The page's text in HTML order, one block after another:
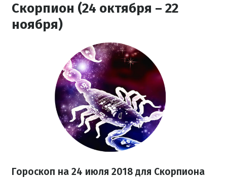
Скорпион (24 октября – 22
ноября)
Гороскоп на 24 июля 2018 для Скорпиона